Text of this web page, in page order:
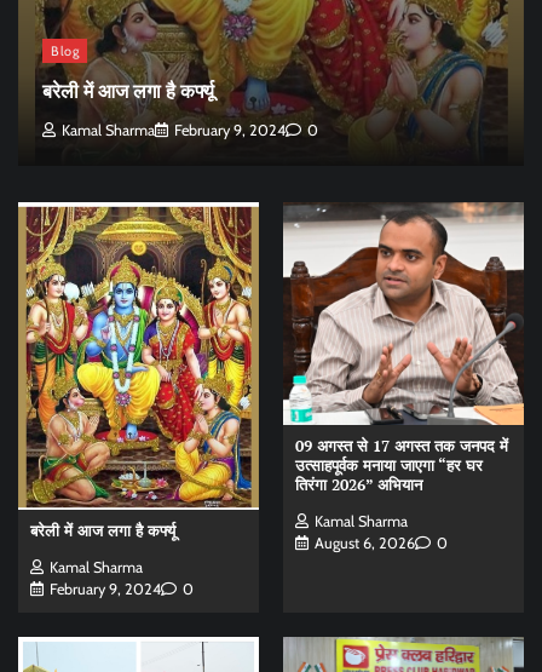
Blog
बरेली में आज लगा है कर्फ्यू
Kamal Sharma February 9, 2024 0
बरेली में आज लगा है कर्फ्यू
Kamal Sharma
February 9, 2024
0
09 अगस्त से 17 अगस्त तक जनपद में
उत्साहपूर्वक मनाया जाएगा “हर घर
तिरंगा 2026” अभियान
Kamal Sharma
August 6, 2026
0